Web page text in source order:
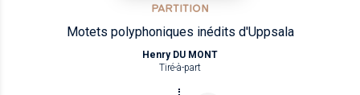
PARTITION
Motets polyphoniques inédits d'Uppsala
Henry DU MONT
Tiré-à-part